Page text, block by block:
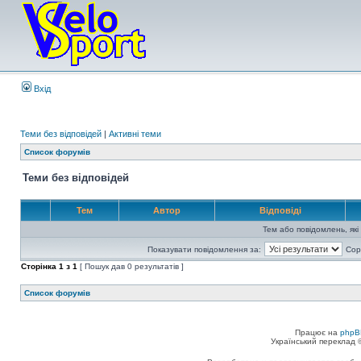
Вхід
Теми без відповідей | Активні теми
Список форумів
Теми без відповідей
Тем Автор Відповіді
Тем або повідомлень,
Показувати повідомлення за:
Сторінка 1 з 1 [ Пошук дав 0 результатів ]
Список форумів
Працює на
Український